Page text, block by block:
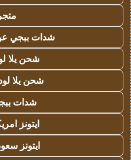
متجر 4u
شدات ببجي
شحن يلا
شحن يلا
شدات
ايتونز
ايتونز